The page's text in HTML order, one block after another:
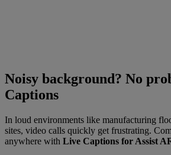
Noisy background? No
Captions
In loud environments like manufacturing
sites, video calls quickly get frustrating.
anywhere with Live Captions for Assist